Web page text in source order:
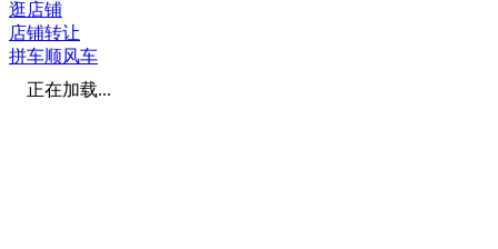
逛店铺
店铺转让
拼车顺风车
正在加载...